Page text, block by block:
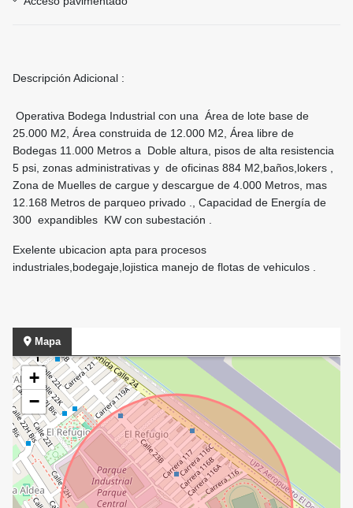
Descripción Adicional :
Operativa Bodega Industrial con una Área de lote base de
25.000 M2, Área construida de 12.000 M2, Área libre de
Bodegas 11.000 Metros a Doble altura, pisos de alta resistencia
5 psi, zonas administrativas y de oficinas 884 M2,baños,lokers ,
Zona de Muelles de cargue y descargue de 4.000 Metros, mas
12.168 Metros de parqueo privado ., Capacidad de Energía de
300 expandibles KW con subestación .
Exelente ubicacion apta para procesos
industriales,bodegaje,lojistica manejo de flotas de vehiculos .
Mapa
+
−